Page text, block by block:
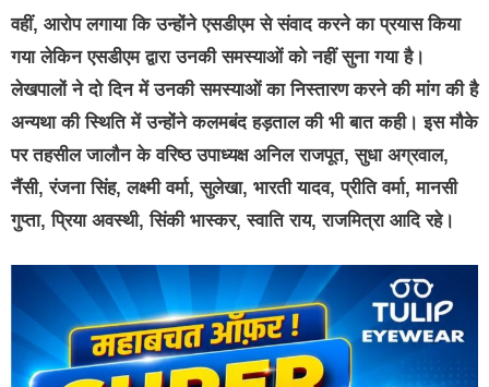
वहीं, आरोप लगाया कि उन्होंने एसडीएम से संवाद करने का प्रयास किया
गया लेकिन एसडीएम द्वारा उनकी समस्याओं को नहीं सुना गया है।
लेखपालों ने दो दिन में उनकी समस्याओं का निस्तारण करने की मांग की है
अन्यथा की स्थिति में उन्होंने कलमबंद हड़ताल की भी बात कही। इस मौके
पर तहसील जालौन के वरिष्ठ उपाध्यक्ष अनिल राजपूत, सुधा अग्रवाल,
नैंसी, रंजना सिंह, लक्ष्मी वर्मा, सुलेखा, भारती यादव, प्रीति वर्मा, मानसी
गुप्ता, प्रिया अवस्थी, सिंकी भास्कर, स्वाति राय, राजमित्रा आदि रहे।